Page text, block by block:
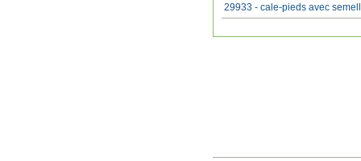
29933 - cale-pieds avec